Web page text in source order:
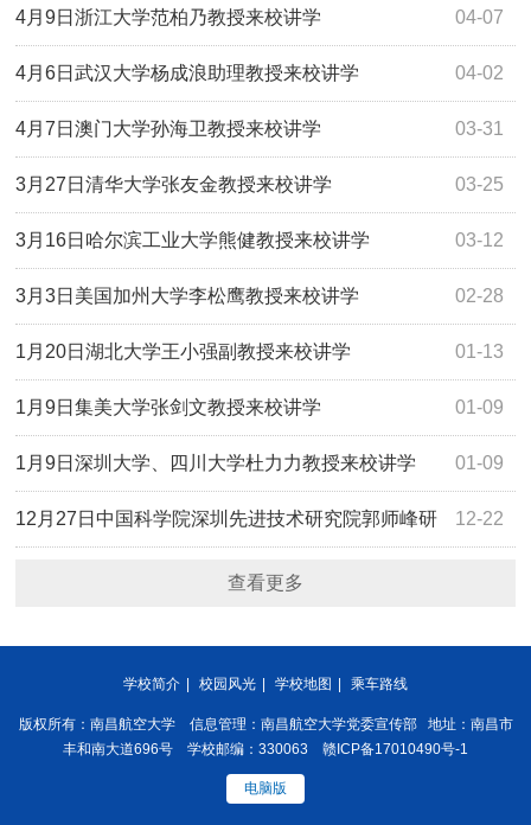
04-07
4月9日浙江大学范柏乃教授来校讲学
04-02
4月6日武汉大学杨成浪助理教授来校讲学
03-31
4月7日澳门大学孙海卫教授来校讲学
03-25
3月27日清华大学张友金教授来校讲学
03-12
3月16日哈尔滨工业大学熊健教授来校讲学
02-28
3月3日美国加州大学李松鹰教授来校讲学
01-13
1月20日湖北大学王小强副教授来校讲学
01-09
1月9日集美大学张剑文教授来校讲学
01-09
1月9日深圳大学、四川大学杜力力教授来校讲学
12-22
12月27日中国科学院深圳先进技术研究院郭师峰研
查看更多
学校简介 校园风光 学校地图 乘车路线
版权所有：南昌航空大学 信息管理：南昌航空大学党委宣传部 地址：南昌市
丰和南大道696号 学校邮编：330063 赣ICP备17010490号-1
电脑版